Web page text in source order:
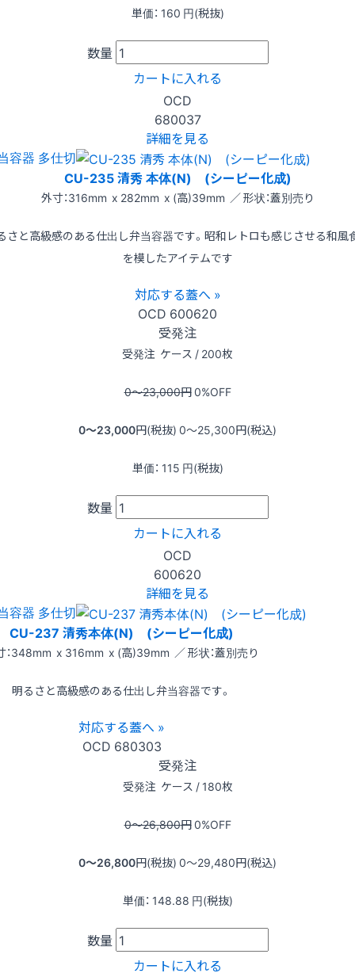
単価： 160 円(税抜)
数量
カートに入れる
OCD
680037
詳細を見る
容器 多仕切
CU-235 清秀 本体(N) (シーピー化成)
外寸：316mm x 282mm x (高)39mm ／ 形状：蓋別売り
さと高級感のある仕出し弁当容器です。昭和レトロも感じさせる和風
を模したアイテムです
対応する蓋へ »
OCD 600620
受発注
受発注 ケース / 200枚
0〜23,000円0%OFF
0〜23,000円(税抜) 0〜25,300円(税込)
単価： 115 円(税抜)
数量
カートに入れる
OCD
600620
詳細を見る
容器 多仕切
CU-237 清秀本体(N) (シーピー化成)
：348mm x 316mm x (高)39mm ／ 形状：蓋別売り
明るさと高級感のある仕出し弁当容器です。
対応する蓋へ »
OCD 680303
受発注
受発注 ケース / 180枚
0〜26,800円0%OFF
0〜26,800円(税抜) 0〜29,480円(税込)
単価： 148.88 円(税抜)
数量
カートに入れる